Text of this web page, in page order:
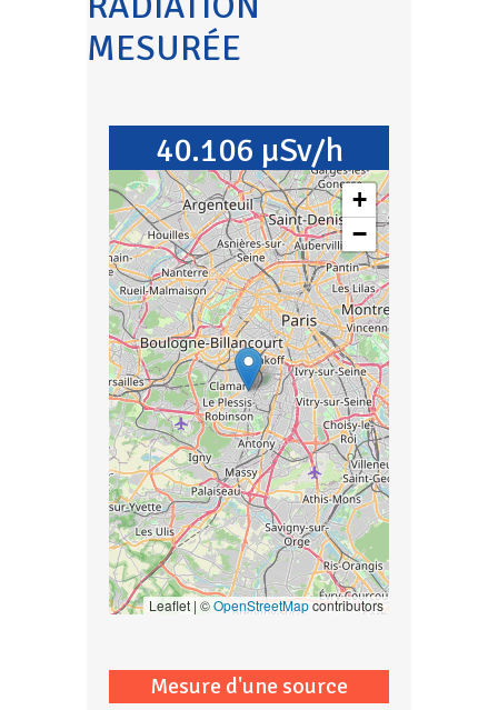
MESURÉE
40.106 µSv/h
+
−
Leaflet | ©OpenStreetMapcontributors
Mesure d'une source